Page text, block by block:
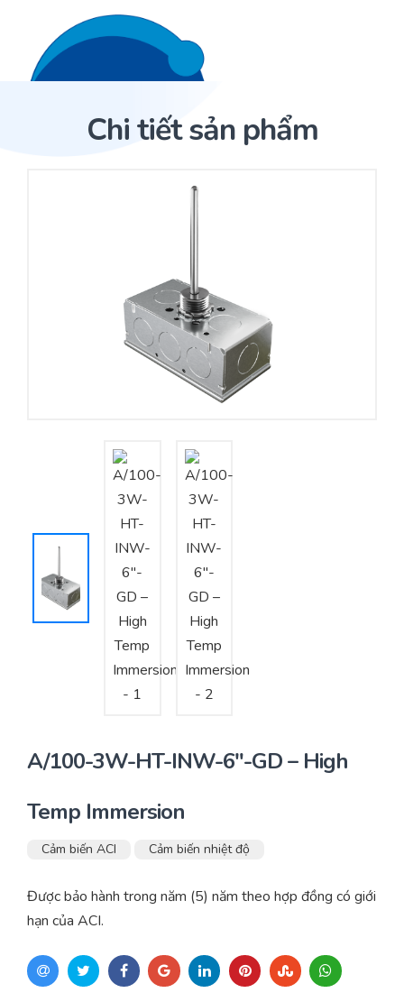
Trang Chủ
Nhà phân phối cảm biến
Nhà sản xuất thiết bị điều khiển
Cung cấp giải pháp quản lý cho toà nhà (BMS)
Tư vấn – Thiết kế – Cung cấp thiết bị HVAC
Tư vấn thiết kế, thi công tủ điều khiển
Thi công – Lắp đặt hệ thống HVAC
Chi tiết sản phẩm
A/100-3W-HT-INW-6″-GD – High
Temp Immersion
Cảm biến ACI Cảm biến nhiệt độ
Được bảo hành trong năm (5) năm theo hợp đồng có giới
hạn của ACI.